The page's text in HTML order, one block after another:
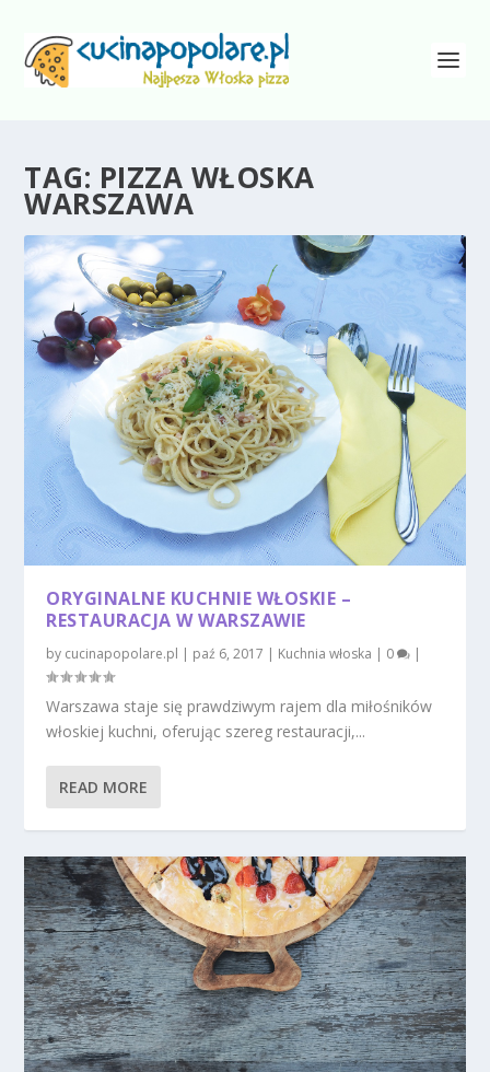
TAG: PIZZA WŁOSKA
WARSZAWA
ORYGINALNE KUCHNIE WŁOSKIE –
RESTAURACJA W WARSZAWIE
by cucinapopolare.pl | paź 6, 2017 | Kuchnia włoska | 0 |
Warszawa staje się prawdziwym rajem dla miłośników
włoskiej kuchni, oferując szereg restauracji,...
READ MORE